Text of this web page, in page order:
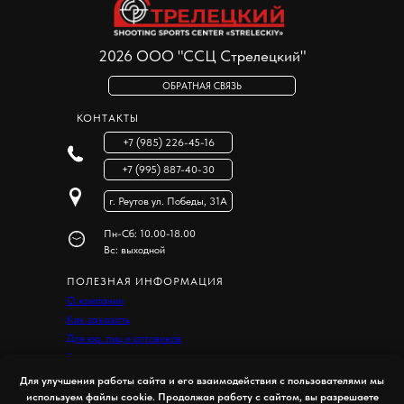
скачать Excel
ПОЛЕЗНАЯ ИНФОРМАЦИЯ
О компании
Как заказать
Для юр. лиц и оптовиков
Гарантия и возврат
ЮРИДИЧЕСКАЯ ИНФОРМАЦИЯ
2026 ООО "ССЦ Стрелецкий"
ОБРАТНАЯ СВЯЗЬ
КОНТАКТЫ
Пн-Сб: 10.00-18.00
Вс: выходной
+7 (985) 226-45-16
+7 (995) 887-40-30
г. Реутов ул. Победы, 31А
Для улучшения работы сайта и его взаимодействия с пользователями мы
используем файлы cookie. Продолжая работу с сайтом, вы разрешаете